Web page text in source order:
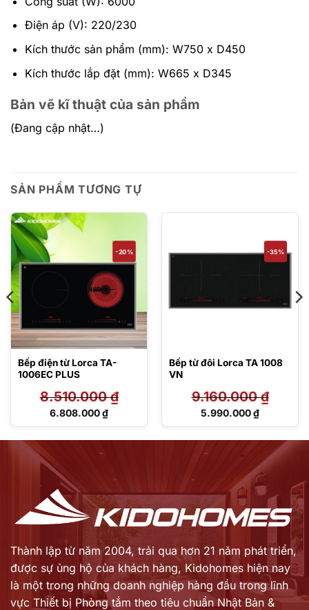
Điện áp (V): 220/230
Kích thước sản phẩm (mm): W750 x D450
Kích thước lắp đặt (mm): W665 x D345
Bản vẽ kĩ thuật của sản phẩm
(Đang cập nhật…)
SẢN PHẨM TƯƠNG TỰ
-20%
Bếp điện từ Lorca TA-
1006EC PLUS
8.510.000₫
Giá
6.808.000₫
Giá
-35%
Bếp từ đôi Lorca TA 1008
VN
9.160.000₫
Giá
9.160.000 ₫.
5.990.000₫
Giá
5.990.000 ₫.
Thành lập từ năm 2004, trải qua hơn 21 năm phát triển,
được sự ủng hộ của khách hàng, Kidohomes hiện nay
là một trong những doanh nghiệp hàng đầu trong lĩnh
vực Thiết bị Phòng tắm theo tiêu chuẩn Nhật Bản &